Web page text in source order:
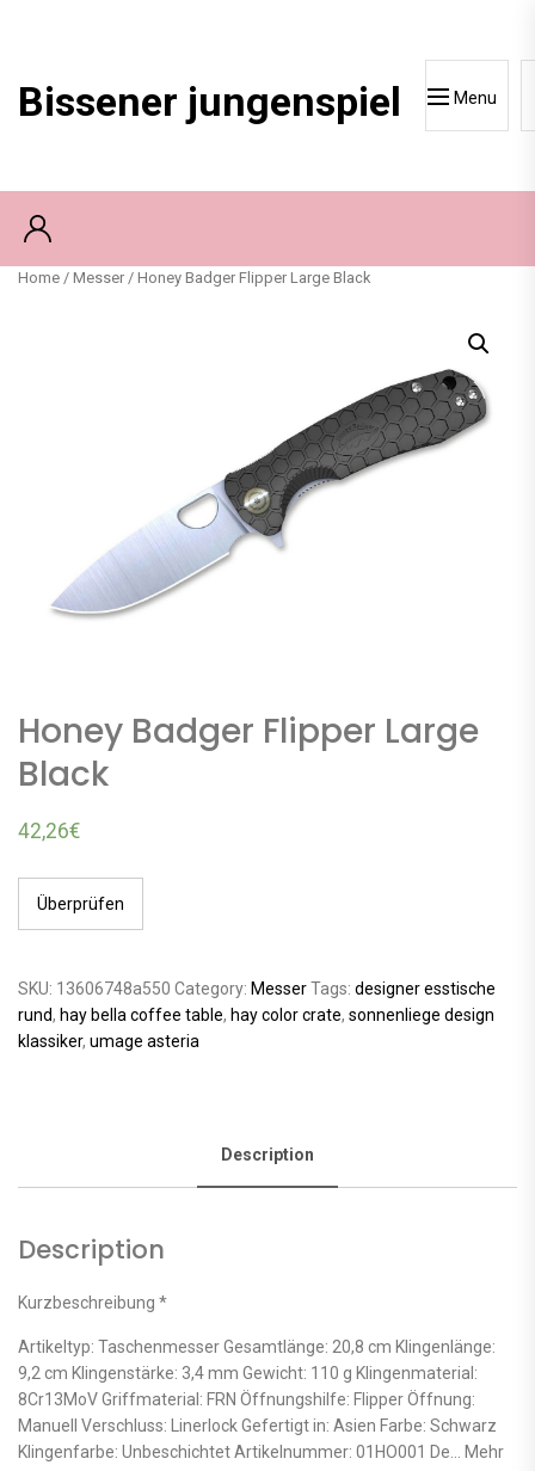
Bissener jungenspiel Menu
Home / Messer / Honey Badger Flipper Large Black
Honey Badger Flipper Large
Black
42,26€
Überprüfen
SKU: 13606748a550 Category: MesserTags: designer esstische
rund, hay bella coffee table, hay color crate, sonnenliege design
klassiker, umage asteria
Description
Description
Kurzbeschreibung *
Artikeltyp: Taschenmesser Gesamtlänge: 20,8 cm Klingenlänge:
9,2 cm Klingenstärke: 3,4 mm Gewicht: 110 g Klingenmaterial:
8Cr13MoV Griffmaterial: FRN Öffnungshilfe: Flipper Öffnung:
Manuell Verschluss: Linerlock Gefertigt in: Asien Farbe: Schwarz
Klingenfarbe: Unbeschichtet Artikelnummer: 01HO001 De… Mehr